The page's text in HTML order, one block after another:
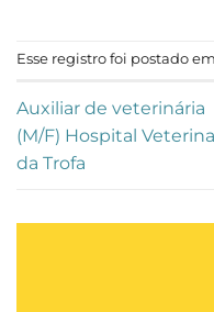
Esse registro foi postado
Auxiliar de veterinária
(M/F) Hospital
da Trofa